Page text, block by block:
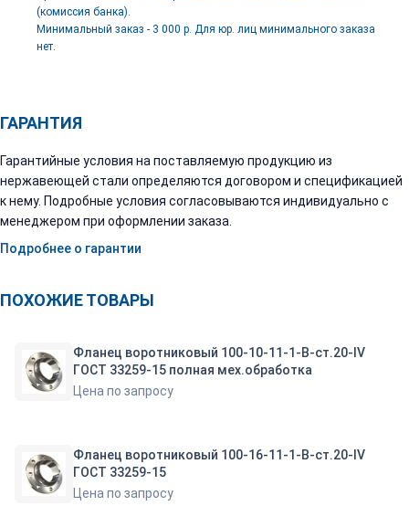
(комиссия банка).
Минимальный заказ - 3 000 р. Для юр. лиц минимального заказа
нет.
ГАРАНТИЯ
Гарантийные условия на поставляемую продукцию из
нержавеющей стали определяются договором и спецификацией
к нему. Подробные условия согласовываются индивидуально с
менеджером при оформлении заказа.
Подробнее о гарантии
ПОХОЖИЕ ТОВАРЫ
Фланец воротниковый 100-10-11-1-B-ст.20-IV
ГОСТ 33259-15 полная мех.обработка
Цена по запросу
Фланец воротниковый 100-16-11-1-B-ст.20-IV
ГОСТ 33259-15
Цена по запросу